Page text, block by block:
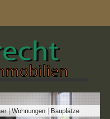
| Wohnungen | Bauplätze